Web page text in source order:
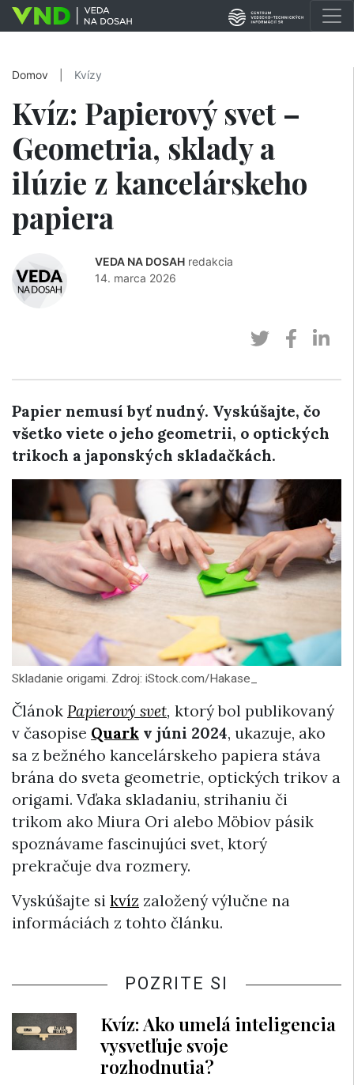
Domov Kvízy
Kvíz: Papierový svet –
Geometria, sklady a
ilúzie z kancelárskeho
papiera
VEDA NA DOSAH redakcia
14. marca 2026
Papier nemusí byť nudný. Vyskúšajte, čo
všetko viete o jeho geometrii, o optických
trikoch a japonských skladačkách.
Skladanie origami. Zdroj: iStock.com/Hakase_
Článok Papierový svet, ktorý bol publikovaný
v časopise Quark v júni 2024, ukazuje, ako
sa z bežného kancelárskeho papiera stáva
brána do sveta geometrie, optických trikov a
origami. Vďaka skladaniu, strihaniu či
trikom ako Miura Ori alebo Möbiov pásik
spoznávame fascinujúci svet, ktorý
prekračuje dva rozmery.
Vyskúšajte si kvíz založený výlučne na
informáciách z tohto článku.
POZRITE SI
Kvíz: Ako umelá inteligencia
vysvetľuje svoje
rozhodnutia?